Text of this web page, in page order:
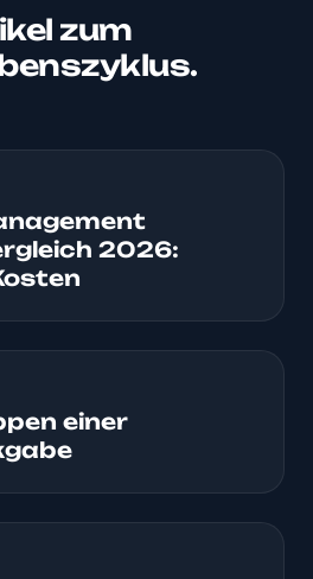
zum
2026:
einer